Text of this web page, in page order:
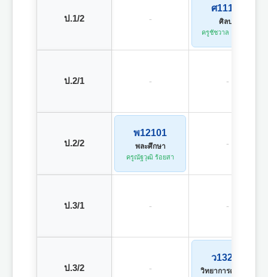
ป.1/2 -
ศ11101
ศิลปะ
ครูชัชวาล แสงทอง
ป.2/1 - -
ป.2/2
พ12101
พละศึกษา
ครูณัฐวุฒิ ร้อยสา
-
ป.3/1 - -
ป.3/2 -
ว13201
วิทยาการคำนวณ